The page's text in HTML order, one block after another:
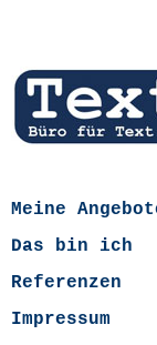
Meine
Das bin ich
Referenzen
Impressum